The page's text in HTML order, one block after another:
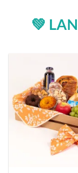
💚